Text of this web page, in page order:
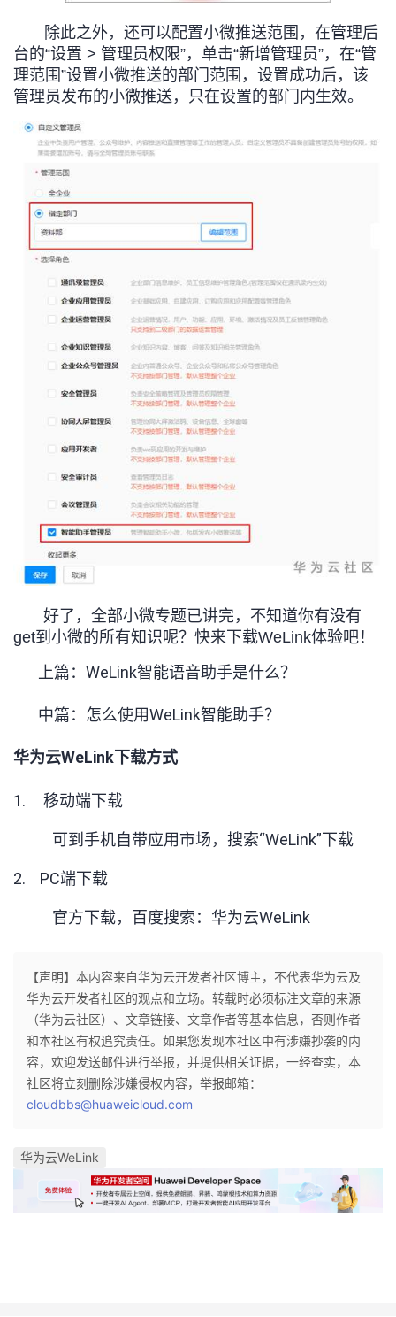
除此之外，还可以配置小微推送范围，在管理后
台的“设置 > 管理员权限”，单击“新增管理员”，在“管
理范围”设置小微推送的部门范围，设置成功后，该
管理员发布的小微推送，只在设置的部门内生效。
好了，全部小微专题已讲完，不知道你有没有
get到小微的所有知识呢？快来下载WeLink体验吧！
上篇：WeLink智能语音助手是什么？
中篇：怎么使用WeLink智能助手？
华为云WeLink下载方式
1. 移动端下载
可到手机自带应用市场，搜索“WeLink”下载
2. PC端下载
官方下载，百度搜索：华为云WeLink
【声明】本内容来自华为云开发者社区博主，不代表华为云及
华为云开发者社区的观点和立场。转载时必须标注文章的来源
（华为云社区）、文章链接、文章作者等基本信息，否则作者
和本社区有权追究责任。如果您发现本社区中有涉嫌抄袭的内
容，欢迎发送邮件进行举报，并提供相关证据，一经查实，本
社区将立刻删除涉嫌侵权内容，举报邮箱：
cloudbbs@huaweicloud.com
华为云WeLink